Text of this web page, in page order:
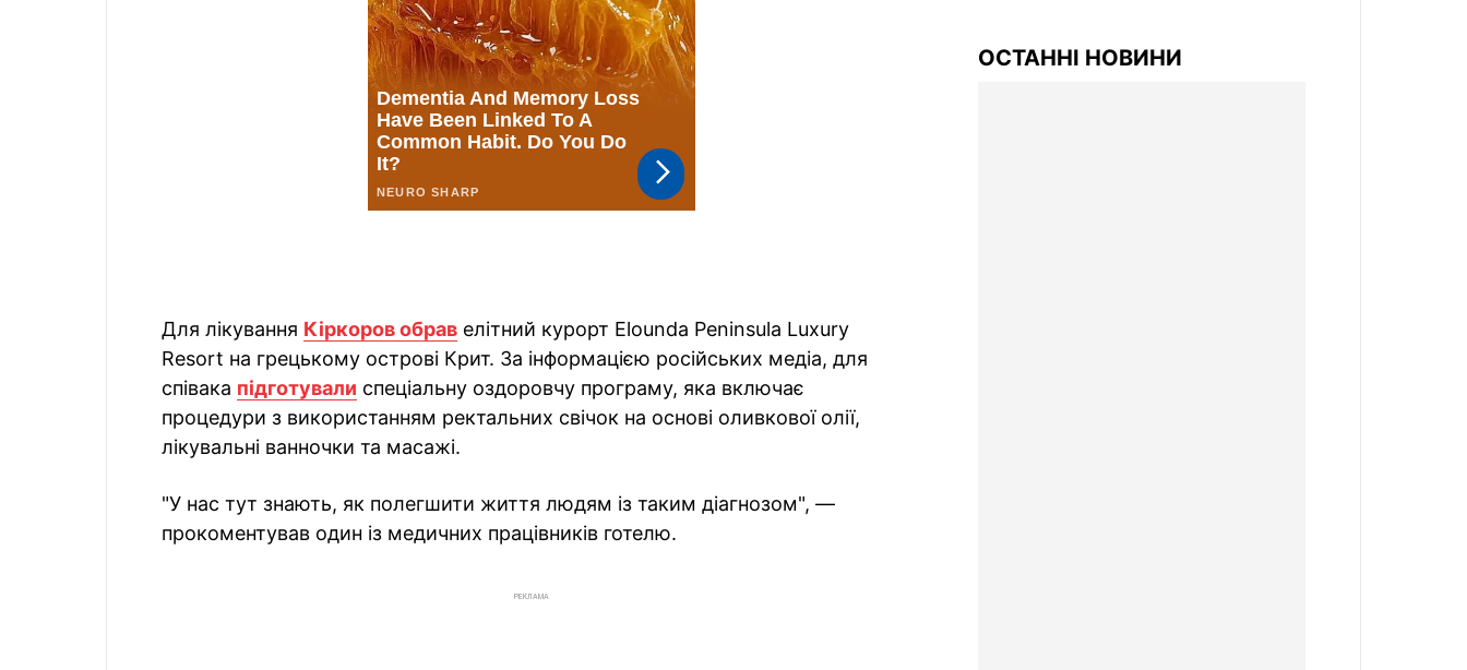
Для лікування Кіркоров обрав елітний курорт Elounda Peninsula Luxury
Resort на грецькому острові Крит. За інформацією російських медіа, для
співака підготували спеціальну оздоровчу програму, яка включає
процедури з використанням ректальних свічок на основі оливкової олії,
лікувальні ванночки та масажі.
"У нас тут знають, як полегшити життя людям із таким діагнозом", —
прокоментував один із медичних працівників готелю.
РЕКЛАМА
ОСТАННІ НОВИНИ